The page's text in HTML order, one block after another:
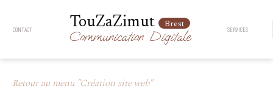
CONTACT TouZaZimut Brest
Communication Digitale SERVICES
Retour au menu "Création site web"